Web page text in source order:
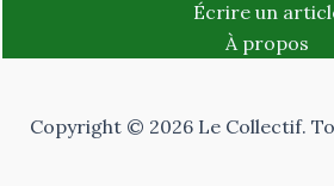
Écrire un
À propos
Copyright © 2026 Le Collectif.